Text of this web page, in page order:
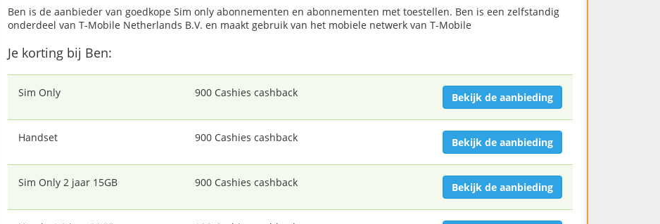
Ben is de aanbieder van goedkope Sim only abonnementen en abonnementen met toestellen. Ben is een zelfstandig
onderdeel van T-Mobile Netherlands B.V. en maakt gebruik van het mobiele netwerk van T-Mobile
Je korting bij Ben:
Sim Only 900 Cashies cashback Bekijk de aanbieding
Handset 900 Cashies cashback Bekijk de aanbieding
Sim Only 2 jaar 15GB 900 Cashies cashback Bekijk de aanbieding